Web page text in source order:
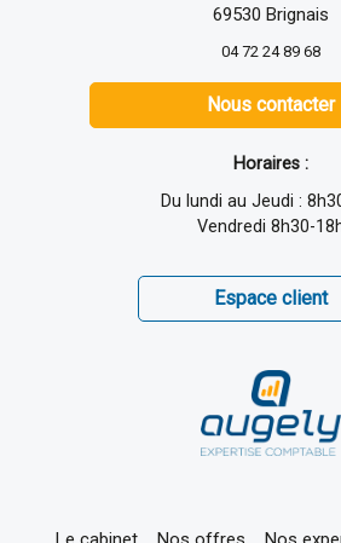
69530 Brignais
04 72 24 89 68
Nous contacter
Horaires :
Du lundi au Jeudi :
Vendredi 8h30-
Espace client